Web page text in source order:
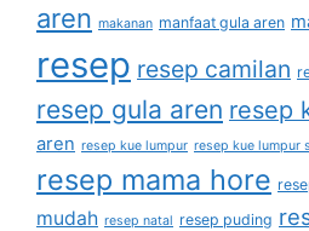
aren makanan manfaat gula aren
resep resep camilan
resep gula aren resep
aren resep kue lumpur resep kue lumpur
resep mama hore
mudah resep natal resep puding